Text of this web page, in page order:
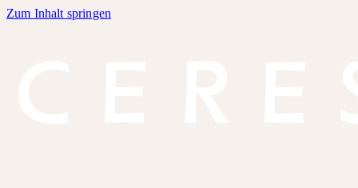
Zum Inhalt springen